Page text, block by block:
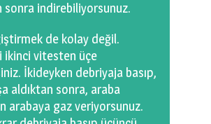
indirebiliyorsunuz.
de kolay değil.
ikinci vitesten üçe
İkideyken debriyaja basıp,
aldıktan sonra, araba
arabaya gaz veriyorsunuz.